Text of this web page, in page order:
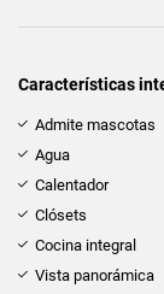
Características
Admite mascotas
Agua
Calentador
Clósets
Cocina integral
Vista panorámica